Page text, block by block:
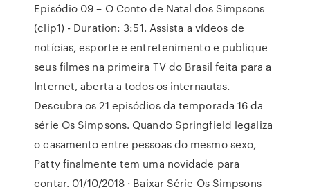
Episódio 09 – O Conto de Natal dos Simpsons
(clip1) - Duration: 3:51. Assista a vídeos de
notícias, esporte e entretenimento e publique
seus filmes na primeira TV do Brasil feita para a
Internet, aberta a todos os internautas.
Descubra os 21 episódios da temporada 16 da
série Os Simpsons. Quando Springfield legaliza
o casamento entre pessoas do mesmo sexo,
Patty finalmente tem uma novidade para
contar. 01/10/2018 · Baixar Série Os Simpsons